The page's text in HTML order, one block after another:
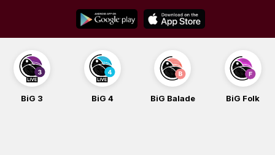
content
BiG 3 BiG 4 BiG Balade BiG Folk